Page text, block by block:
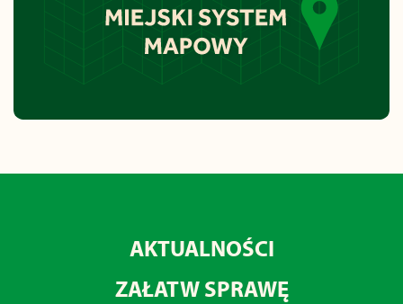
AKTUALNOŚCI
ZAŁATW SPRAWĘ